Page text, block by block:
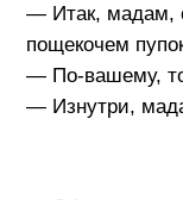
— Итак, мадам,
пощекочем
— По-вашему,
— Изнутри,